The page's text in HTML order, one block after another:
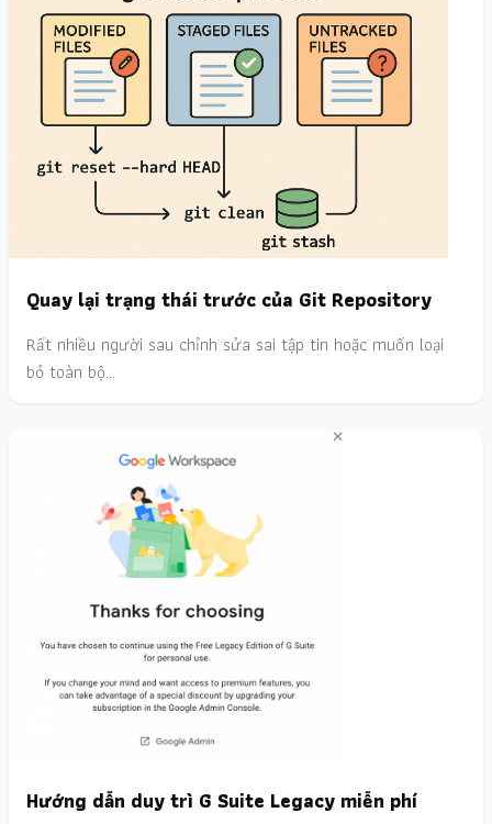
Quay lại trạng thái trước của Git Repository
Rất nhiều người sau chỉnh sửa sai tập tin hoặc muốn loại
bỏ toàn bộ…
Hướng dẫn duy trì G Suite Legacy miễn phí